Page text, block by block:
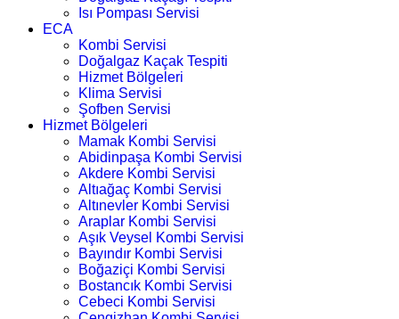
Isı Pompası Servisi
ECA
Kombi Servisi
Doğalgaz Kaçak Tespiti
Hizmet Bölgeleri
Klima Servisi
Şofben Servisi
Hizmet Bölgeleri
Mamak Kombi Servisi
Abidinpaşa Kombi Servisi
Akdere Kombi Servisi
Altıağaç Kombi Servisi
Altınevler Kombi Servisi
Araplar Kombi Servisi
Aşık Veysel Kombi Servisi
Bayındır Kombi Servisi
Boğaziçi Kombi Servisi
Bostancık Kombi Servisi
Cebeci Kombi Servisi